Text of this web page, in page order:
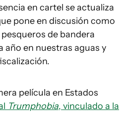
en cartel se actualiza
pone en discusión como
de bandera
año en nuestras aguas y
película en Estados
Trumphobia, vinculado a la